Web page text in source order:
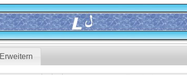
Erweitern